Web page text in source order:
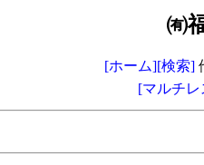
㈲
[ホーム][検索]
[マルチ